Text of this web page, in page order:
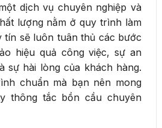
dịch vụ chuyên nghiệp và
lượng nằm ở quy trình làm
tín sẽ luôn tuân thủ các bước
hiệu quả công việc, sự an
sự hài lòng của khách hàng.
chuẩn mà bạn nên mong
thông tắc bồn cầu chuyên